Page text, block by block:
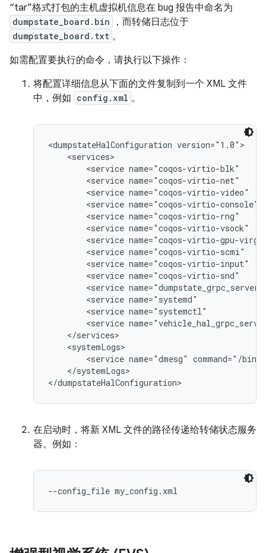
“tar”格式打包的主机虚拟机信息在 bug 报告中命名为
dumpstate_board.bin ，而转储日志位于
dumpstate_board.txt 。
如需配置要执行的命令，请执行以下操作：
将配置详细信息从下面的文件复制到一个 XML 文件
中，例如 config.xml 。
<dumpstateHalConfiguration version="1.0">
    <services>
<service name="coqos-virtio-blk"
<service name="coqos-virtio-net"
<service name="coqos-virtio-video"
<service name="coqos-virtio-console"
<service name="coqos-virtio-rng"
<service name="coqos-virtio-vsock"
<service name="coqos-virtio-gpu-
<service name="coqos-virtio-scmi"
<service name="coqos-virtio-input"
<service name="coqos-virtio-snd"
<service
<service name="systemd"
<service name="systemctl"
<service
    </services>
    <systemLogs>
<service name="dmesg" command="/bin/
    </systemLogs>
在启动时，将新 XML 文件的路径传递给转储状态服务
器。例如：